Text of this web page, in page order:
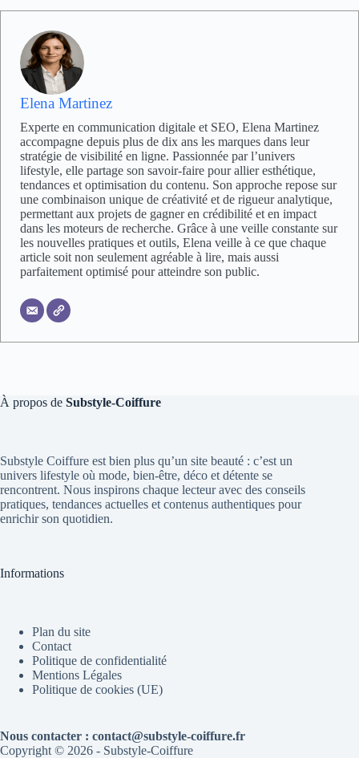
Elena Martinez
Experte en communication digitale et SEO, Elena Martinez
accompagne depuis plus de dix ans les marques dans leur
stratégie de visibilité en ligne. Passionnée par l’univers
lifestyle, elle partage son savoir-faire pour allier esthétique,
tendances et optimisation du contenu. Son approche repose sur
une combinaison unique de créativité et de rigueur analytique,
permettant aux projets de gagner en crédibilité et en impact
dans les moteurs de recherche. Grâce à une veille constante sur
les nouvelles pratiques et outils, Elena veille à ce que chaque
article soit non seulement agréable à lire, mais aussi
parfaitement optimisé pour atteindre son public.
À propos de Substyle-Coiffure
Substyle Coiffure est bien plus qu’un site beauté : c’est un
univers lifestyle où mode, bien-être, déco et détente se
rencontrent. Nous inspirons chaque lecteur avec des conseils
pratiques, tendances actuelles et contenus authentiques pour
enrichir son quotidien.
Informations
Plan du site
Contact
Politique de confidentialité
Mentions Légales
Politique de cookies (UE)
Nous contacter : contact@substyle-coiffure.fr
Copyright © 2026 - Substyle-Coiffure